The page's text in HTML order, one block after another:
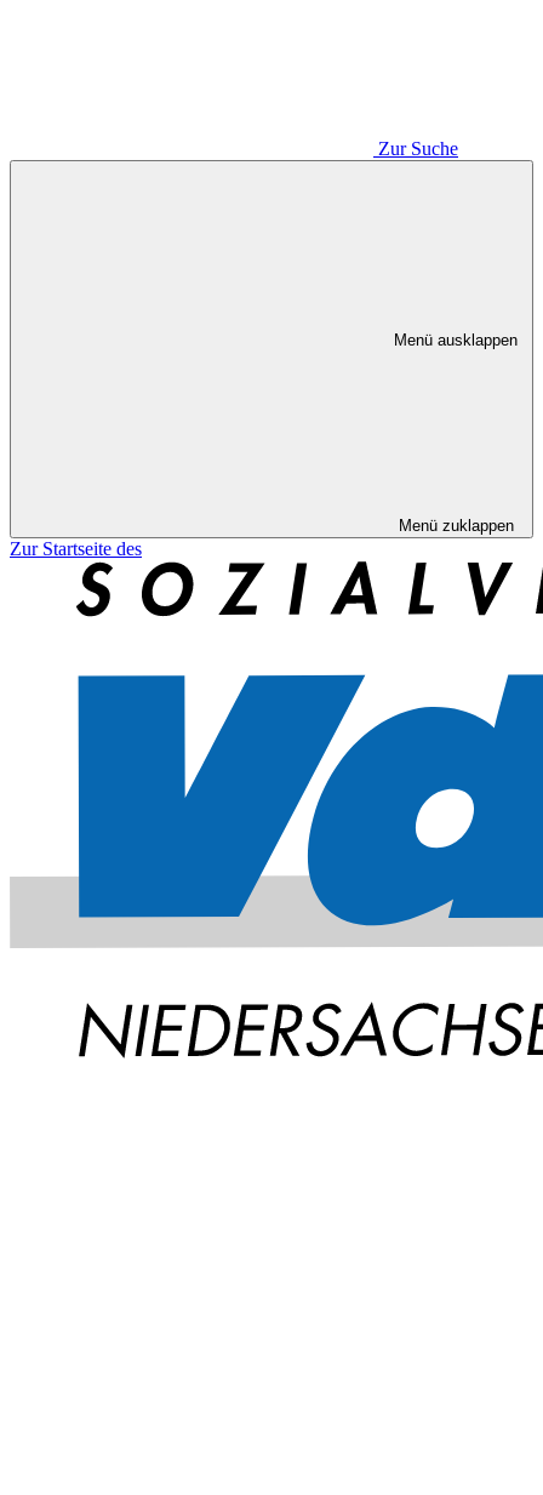
Zur Suche
Menü ausklappen
Menü zuklappen
Zur Startseite des